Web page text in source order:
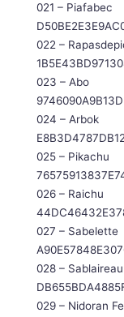
021 – Piafabec
022 –
023 – Abo
024 – Arbok
025 – Pikachu
026 – Raichu
027 – Sabelette
028 – Sablaireau
029 – Nidoran